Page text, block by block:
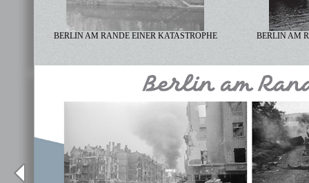
BERLIN AM RANDE EINER KATASTROPHE BERLIN AM